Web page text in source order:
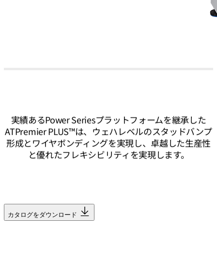
実績あるPower Seriesプラットフォームを継承した
ATPremier PLUS™は、ウェハレベルのスタッドバンプ
形成とワイヤボンディングを実現し、卓越した生産性
と優れたフレキシビリティを実現します。
カタログをダウンロード